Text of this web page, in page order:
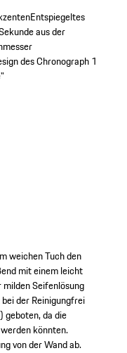
Entspiegeltes
aus der
des Chronograph 1
weichen Tuch den
mit einem leicht
Seifenlösung
der Reinigungfrei
da die
könnten.
von der Wand ab.